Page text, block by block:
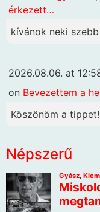
érkezett…
kívánok neki
2026.08.06. at
on Bevezettem a
Köszönöm a tippet!
Népszerű